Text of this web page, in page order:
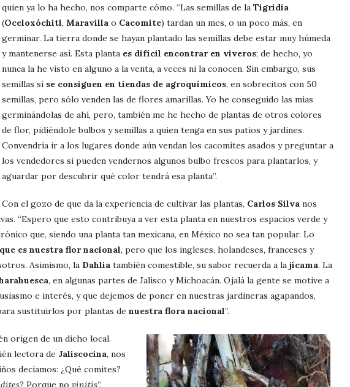
quien ya lo ha hecho, nos comparte cómo. “Las semillas de la Tigridia
(Oceloxóchitl, Maravilla o Cacomite) tardan un mes, o un poco más, en
germinar. La tierra donde se hayan plantado las semillas debe estar muy húmeda
y mantenerse así. Esta planta es difícil encontrar en viveros; de hecho, yo
nunca la he visto en alguno a la venta, a veces ni la conocen. Sin embargo, sus
semillas sí se consiguen en tiendas de agroquímicos, en sobrecitos con 50
semillas, pero sólo venden las de flores amarillas. Yo he conseguido las mías
germinándolas de ahí, pero, también me he hecho de plantas de otros colores
de flor, pidiéndole bulbos y semillas a quien tenga en sus patios y jardines.
Convendría ir a los lugares donde aún vendan los cacomites asados y preguntar a
los vendedores si pueden vendernos algunos bulbo frescos para plantarlos, y
aguardar por descubrir qué color tendrá esa planta”.
Con el gozo de que da la experiencia de cultivar las plantas, Carlos Silva nos
“Espero que esto contribuya a ver esta planta en nuestros espacios verde y
que, siendo una planta tan mexicana, en México no sea tan popular. Lo
es nuestra flor nacional, pero que los ingleses, holandeses, franceses y
Asimismo, la Dahlia también comestible, su sabor recuerda a la jícama. La
, en algunas partes de Jalisco y Michoacán. Ojalá la gente se motive a
e interés, y que dejemos de poner en nuestras jardineras agapandos,
sustituirlos por plantas de nuestra flora nacional”.
origen de un dicho local.
lectora de Jaliscocina, nos
decíamos: ¿Qué comites?
dites? Porque no vinitis”.